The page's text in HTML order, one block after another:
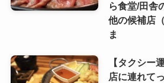
ら食堂/田舎
他の候補店
ま
【タクシー
店に連れて